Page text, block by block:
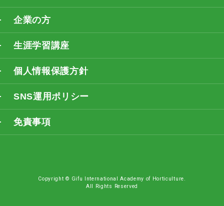
企業の方
生涯学習講座
個人情報保護方針
SNS運用ポリシー
免責事項
Copyright © Gifu International Academy of Horticulture.
All Rights Reserved